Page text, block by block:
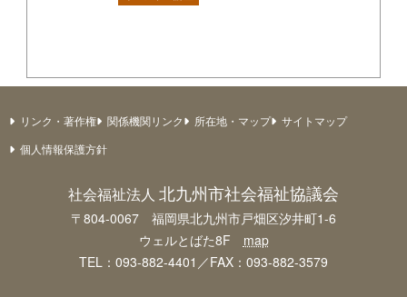
リンク・著作権 関係機関リンク 所在地・マップ
サイトマップ
個人情報保護方針
社会福祉法人 北九州市社会福祉協議会
〒804-0067 福岡県北九州市戸畑区汐井町1-6
ウェルとばた8F map
TEL：093-882-4401／FAX：093-882-3579